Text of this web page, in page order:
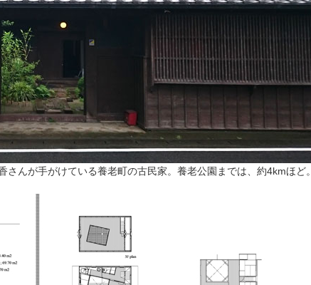
さんが手がけている養老町の古民家。養老公園までは、約4kmほど。